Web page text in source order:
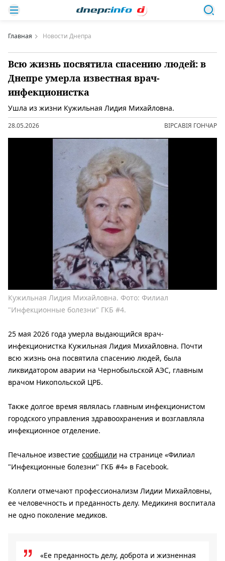
Главная Новости Днепра
Всю жизнь посвятила спасению людей: в
Днепре умерла известная врач-
инфекционистка
Ушла из жизни Кужильная Лидия Михайловна.
28.05.2026 ВІРСАВІЯ ГОНЧАР
Кужильная Лидия Михайловна. Фото: Филиал
"Инфекционные болезни" ГКБ #4.
25 мая 2026 года умерла выдающийся врач-
инфекционистка Кужильная Лидия Михайловна. Почти
всю жизнь она посвятила спасению людей, была
ликвидатором аварии на Чернобыльской АЭС, главным
врачом Никопольской ЦРБ.
Также долгое время являлась главным инфекционистом
городского управления здравоохранения и возглавляла
инфекционное отделение.
Печальное известие сообщили на странице «Филиал
"Инфекционные болезни" ГКБ #4» в Facebook.
Коллеги отмечают профессионализм Лидии Михайловны,
ее человечность и преданность делу. Медикиня воспитала
не одно поколение медиков.
«Ее преданность делу, доброта и жизненная